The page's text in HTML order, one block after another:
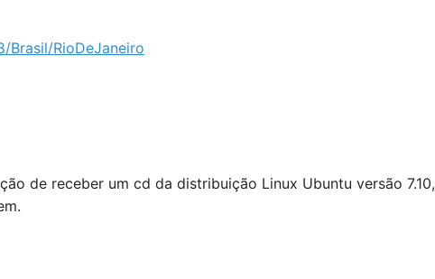
Brasil/RioDeJaneiro
de receber um cd da distribuição Linux Ubuntu versão 7.10,